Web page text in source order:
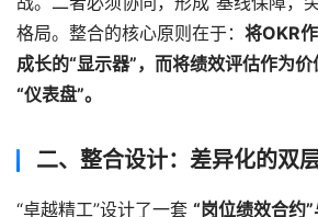
格局。整合的核心原则在于： 将OKR
成长的“显示器”，而将绩效评估作为
“仪表盘”。
二、整合设计：差异化的双
“卓越精工”设计了一套 “岗位绩效合约